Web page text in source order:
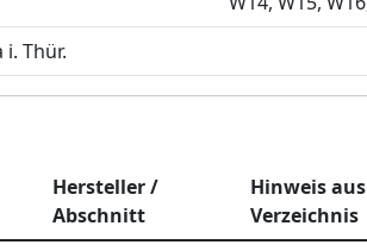
Thür.
Hersteller /
Abschnitt
Hinweis aus
Verzeichnis